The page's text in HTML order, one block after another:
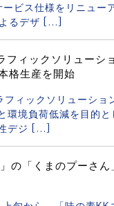
ビス仕様をリニュ
るデザ […]
ィックソリューシ
格生産を開始
フィックソリューシ
環境負荷低減を目的
デジ […]
「くまのプーさん